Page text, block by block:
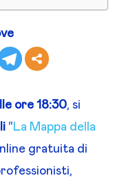
ore 18:30, si
“La Mappa della
gratuita di